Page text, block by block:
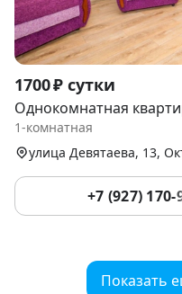
Item
1
of
1700 ₽ сутки
Однокомнатная
1-комнатная
улица Девятаева, 13,
+7 (927) 170-
Показать